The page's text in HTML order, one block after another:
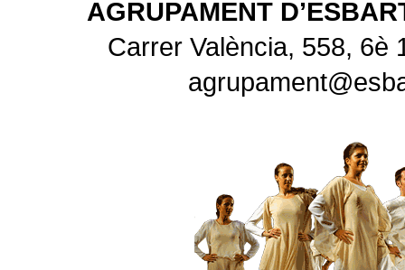
AGRUPAMENT
Carrer València, 558, 6è